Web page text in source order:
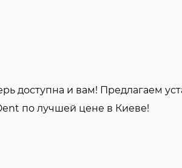
доступна и вам! Предлагаем
по лучшей цене в Киеве!